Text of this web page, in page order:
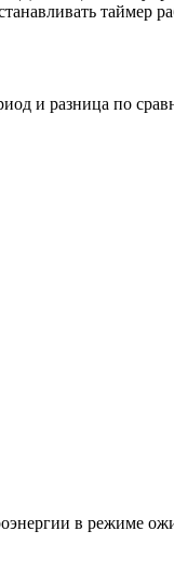
таймер
и разница по
в режиме